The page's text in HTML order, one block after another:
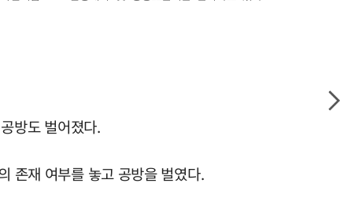
방도 벌어졌다.
존재 여부를 놓고 공방을 벌였다.